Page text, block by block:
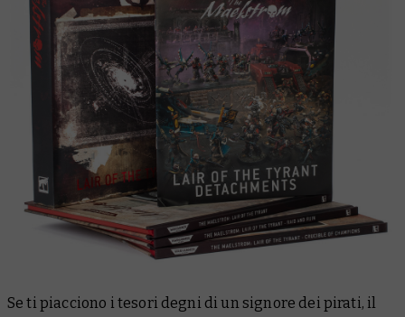
Se ti piacciono i tesori degni di un signore dei pirati, il